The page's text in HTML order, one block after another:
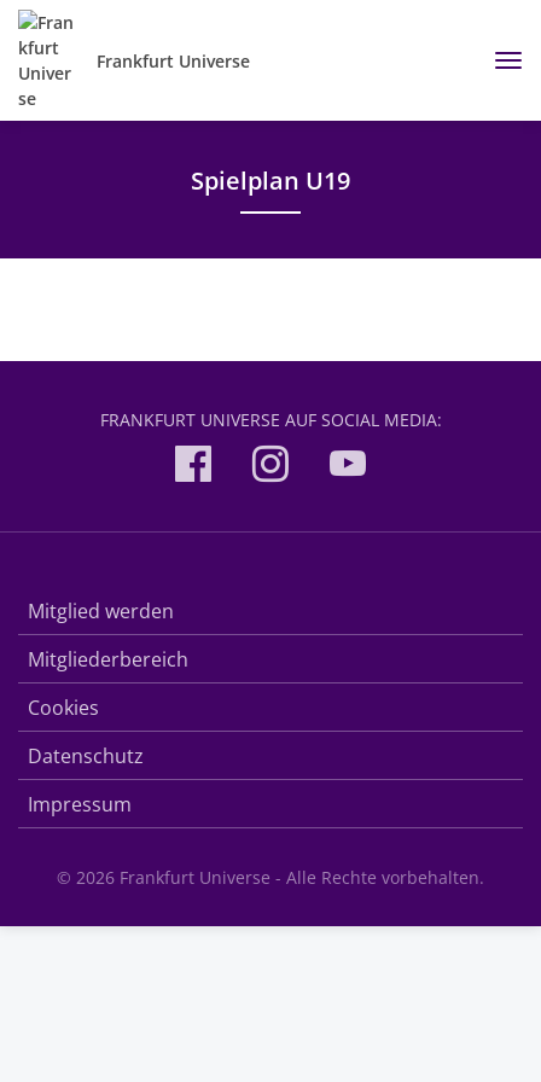
Frankfurt Universe
Spielplan U19
FRANKFURT UNIVERSE AUF SOCIAL MEDIA:
Mitglied werden
Mitgliederbereich
Cookies
Datenschutz
Impressum
© 2026 Frankfurt Universe - Alle Rechte vorbehalten.